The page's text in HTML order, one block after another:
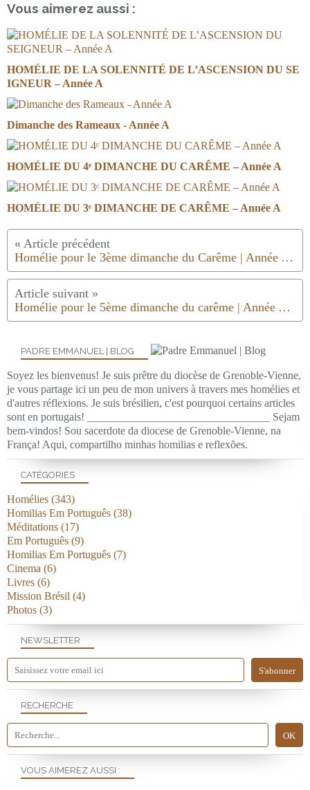
Vous aimerez aussi :
HOMÉLIE DE LA SOLENNITÉ DE L’ASCENSION DU SE
IGNEUR – Année A
Dimanche des Rameaux - Année A
HOMÉLIE DU 4ᵉ DIMANCHE DU CARÊME – Année A
HOMÉLIE DU 3ᵉ DIMANCHE DE CARÊME – Année A
Homélie pour le 3ème dimanche du Carême | Année A | 2023
Homélie pour le 5ème dimanche du carême | Année A | 2023
NEWSLETTER
RECHERCHE
PADRE EMMANUEL | BLOG
Soyez les bienvenus! Je suis prêtre du diocèse de Grenoble-Vienne,
je vous partage ici un peu de mon univers à travers mes homélies et
d'autres réflexions. Je suis brésilien, c'est pourquoi certains articles
sont en portugais! _________________________________ Sejam
bem-vindos! Sou sacerdote da diocese de Grenoble-Vienne, na
França! Aqui, compartilho minhas homilias e reflexões.
VOUS AIMEREZ AUSSI :
CATÉGORIES
Homélies (343)
Homilias Em Português (38)
Méditations (17)
Em Português (9)
Homilias Em Português (7)
Cinema (6)
Livres (6)
Mission Brésil (4)
Photos (3)